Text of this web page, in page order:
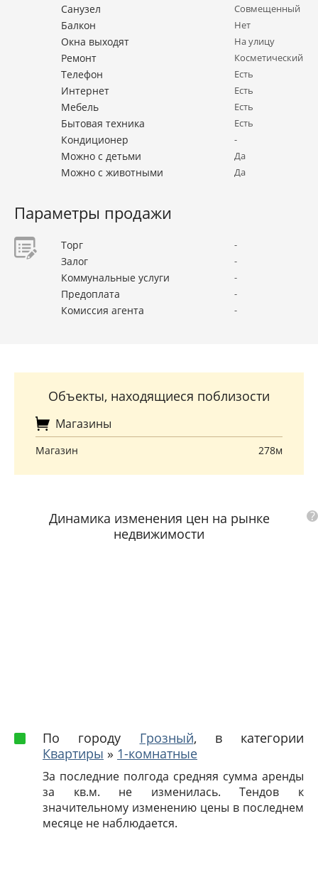
Санузел Совмещенный
Балкон Нет
Окна выходят На улицу
Ремонт Косметический
Телефон Есть
Интернет Есть
Мебель Есть
Бытовая техника Есть
Кондиционер -
Можно с детьми Да
Можно с животными Да
Параметры продажи
Торг -
Залог -
Коммунальные услуги -
Предоплата -
Комиссия агента -
Объекты, находящиеся поблизости
Магазины
Магазин 278м
Динамика изменения цен на рынке
недвижимости
?
По городу Грозный, в категории
Квартиры » 1-комнатные
За последние полгода средняя сумма аренды
за кв.м. не изменилась. Тендов к
значительному изменению цены в последнем
месяце не наблюдается.